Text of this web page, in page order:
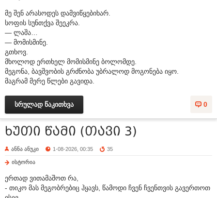
მე შენ არასოდეს დამვიწყებიხარ.
სოფის სუნთქვა შეეკრა.
— ლაშა…
— მომისმინე.
გთხოვ.
მხოლოდ ერთხელ მომისმინე ბოლომდე.
მეგონა, ბავშვობის გრძნობა უბრალოდ მოგონება იყო.
მაგრამ მერე წლები გავიდა.
0
სრულად წაკითხვა
ხუთი წამი (თავი 3)
ანნა ანუკი 1-08-2026, 00:35 35
ისტორია
ერთად ვითამაშოთ რა,
- თიკო მას მეგობრებიც ჰყავს, წამოდი ჩვენ ჩვენთვის გავერთოთ